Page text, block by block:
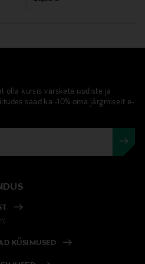
Finland
olla kursis värskete uudiste ja
saad ka -10% oma järgmiselt e-
KÜSIMUSED